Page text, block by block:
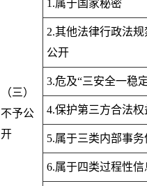
（三）
不予公
开
1.属于国家秘密
2.其他法律行政法规
公开
3.危及“三安全一稳
4.保护第三方合法权
5.属于三类内部事务
6.属于四类过程性信